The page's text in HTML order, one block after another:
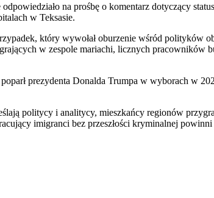
na prośbę o komentarz dotyczący
w Teksasie.
który wywołał oburzenie wśród polityków
w zespole mariachi, licznych
prezydenta Donalda Trumpa w wyborach w
politycy i analitycy, mieszkańcy regionów
imigranci bez przeszłości kryminalnej powinni